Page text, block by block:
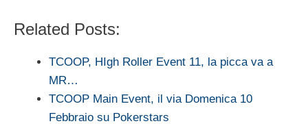
Related Posts:
TCOOP, HIgh Roller Event 11, la picca va a
MR…
TCOOP Main Event, il via Domenica 10
Febbraio su Pokerstars